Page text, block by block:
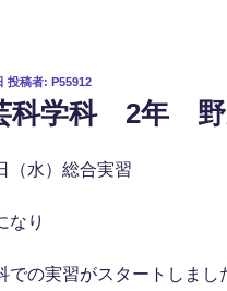
投稿者: P55912
科学科 2年 野
（水）総合実習
なり
での実習がスタートしまし